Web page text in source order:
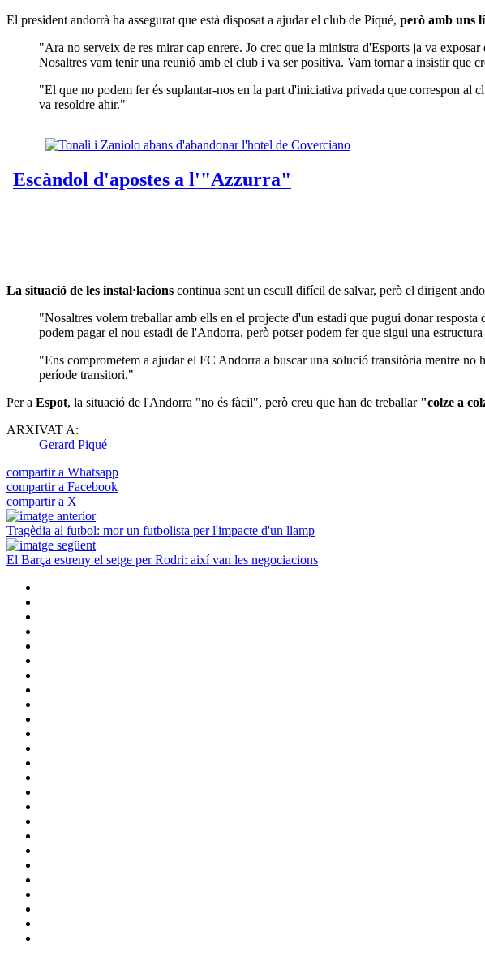
El president andorrà ha assegurat que està disposat a ajudar el club de Piqué, però amb uns
"Ara no serveix de res mirar cap enrere. Jo crec que la ministra d'Esports ja va
Nosaltres vam tenir una reunió amb el club i va ser positiva. Vam tornar a insistir que
"El que no podem fer és suplantar-nos en la part d'iniciativa privada que correspon al
va resoldre ahir."
La situació de les instal·lacions continua sent un escull difícil de salvar, però el dirigent
"Nosaltres volem treballar amb ells en el projecte d'un estadi que pugui donar
podem pagar el nou estadi de l'Andorra, però potser podem fer que sigui una
"Ens comprometem a ajudar el FC Andorra a buscar una solució transitòria mentre
període transitori."
Per a Espot, la situació de l'Andorra "no és fàcil", però creu que han de treballar "colze a
ARXIVAT A:
Gerard Piqué
compartir a Whatsapp
compartir a Facebook
compartir a X
Tragèdia al futbol: mor un futbolista per l'impacte d'un llamp
El Barça estreny el setge per Rodri: així van les negociacions